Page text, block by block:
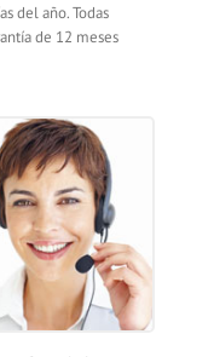
del año. Todas
de 12 meses